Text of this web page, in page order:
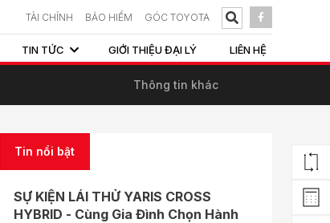
TÀI CHÍNH BẢO HIỂM GÓC TOYOTA
TIN TỨC GIỚI THIỆU ĐẠI LÝ LIÊN HỆ
Thông tin khác
Tin nổi bật
SỰ KIỆN LÁI THỬ YARIS CROSS
HYBRID - Cùng Gia Đình Chọn Hành